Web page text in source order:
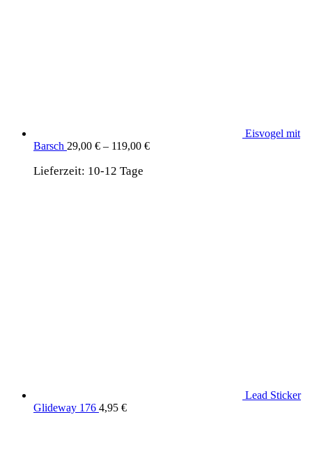
Eisvogel mit
Barsch 29,00 € – 119,00 €
Lieferzeit: 10-12 Tage
Lead Sticker
Glideway 176 4,95 €